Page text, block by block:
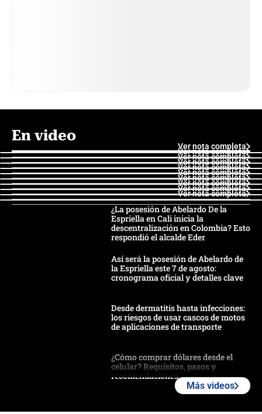
En video
Ver nota completa
Ver nota completa
Ver nota completa
Ver nota completa
Ver nota completa
Ver nota completa
Ver nota completa
Ver nota completa
Ver nota completa
Ver nota completa
¿La posesión de Abelardo De la
Espriella en Cali inicia la
descentralización en Colombia? Esto
respondió el alcalde Eder
Así será la posesión de Abelardo de
la Espriella este 7 de agosto:
cronograma oficial y detalles clave
Desde dermatitis hasta infecciones:
los riesgos de usar cascos de motos
de aplicaciones de transporte
¿Cómo comprar dólares desde el
celular? Requisitos, pasos y
recomendaciones
Más videos